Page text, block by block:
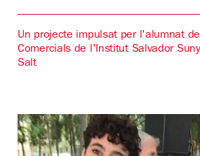
Un projecte impulsat per l'alumnat
Comercials de l'Institut Salvador
Salt